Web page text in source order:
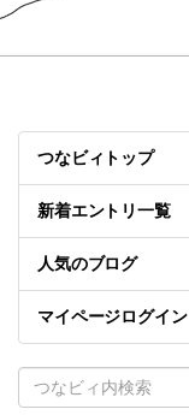
つなビィトップ
新着エントリ一覧
人気のブログ
マイページログイン